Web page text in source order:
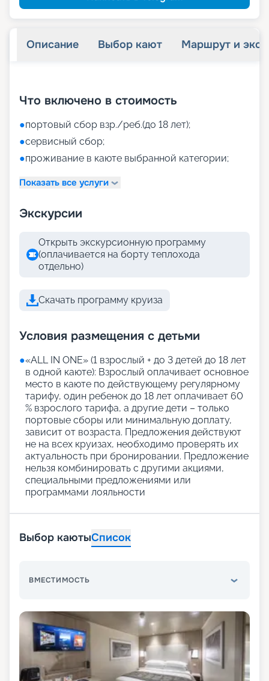
Описание Выбор кают Маршрут и
Что включено в стоимость
●портовый сбор взр./реб.(до 18 лет);
●сервисный сбор;
●проживание в каюте выбранной категории;
Показать все услуги
Экскурсии
Открыть экскурсионную программу
(оплачивается на борту теплохода
отдельно)
Скачать программу круиза
Условия размещения с детьми
●«АLL IN ONE» (1 взрослый + до 3 детей до 18 лет
в одной каюте): Взрослый оплачивает основное
место в каюте по действующему регулярному
тарифу, один ребенок до 18 лет оплачивает 60
% взрослого тарифа, а другие дети – только
портовые сборы или минимальную доплату,
зависит от возраста. Предложения действуют
не на всех круизах, необходимо проверять их
актуальность при бронировании. Предложение
нельзя комбинировать с другими акциями,
специальными предложениями или
программами лояльности
Выбор каютыСписок
ВМЕСТИМОСТЬ